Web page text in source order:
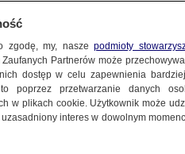
zgodę, my, naszepodmioty
Partnerów może
dostęp w celu zapewnienia
poprzez przetwarzanie danych
w plikach cookie. Użytkownik może
interes w dowolnym